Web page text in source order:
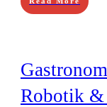
Robotik &